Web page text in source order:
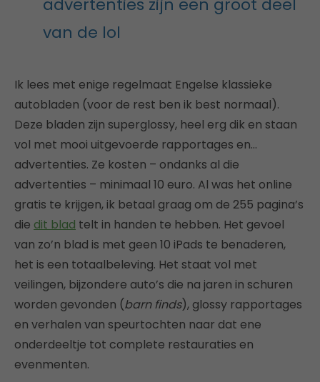
van de lol
Ik lees met enige regelmaat Engelse klassieke
autobladen (voor de rest ben ik best normaal).
Deze bladen zijn superglossy, heel erg dik en staan
vol met mooi uitgevoerde rapportages en…
advertenties. Ze kosten – ondanks al die
advertenties – minimaal 10 euro. Al was het online
gratis te krijgen, ik betaal graag om de 255 pagina’s
die dit blad telt in handen te hebben. Het gevoel
van zo’n blad is met geen 10 iPads te benaderen,
het is een totaalbeleving. Het staat vol met
veilingen, bijzondere auto’s die na jaren in schuren
worden gevonden (barn finds), glossy rapportages
en verhalen van speurtochten naar dat ene
onderdeeltje tot complete restauraties en
evenmenten.